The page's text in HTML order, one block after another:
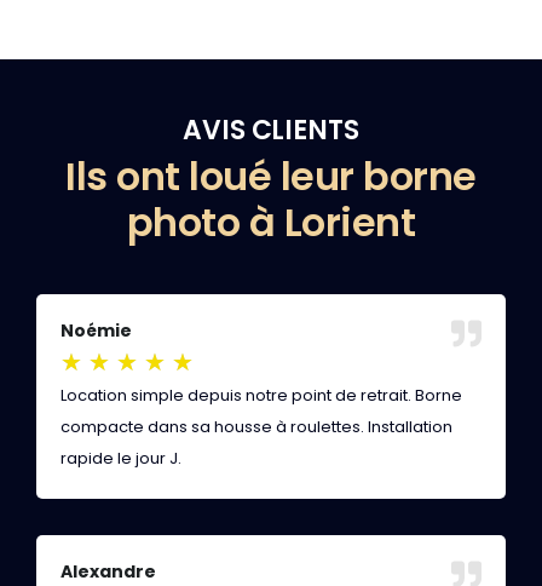
AVIS CLIENTS
Ils ont loué leur borne
photo à Lorient
Noémie
★ ★ ★ ★ ★
Location simple depuis notre point de retrait. Borne
compacte dans sa housse à roulettes. Installation
rapide le jour J.
Alexandre